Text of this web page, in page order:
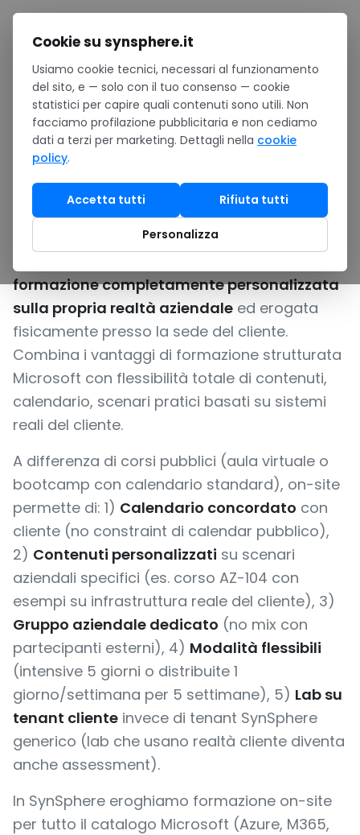
Salta al contenuto
Home / Formazione Formazione personalizzata /
Aziendale on-site
FORMAZIONE AZIENDALE ON-SITE: CORSI
CUSTOMIZZATI NELLA TUA SEDE
Aziendale on-site
La formazione aziendale on-site è il servizio
formazione completamente personalizzata
sulla propria realtà aziendale ed erogata
fisicamente presso la sede del cliente.
Combina i vantaggi di formazione strutturata
Microsoft con flessibilità totale di contenuti,
calendario, scenari pratici basati su sistemi
reali del cliente.
A differenza di corsi pubblici (aula virtuale o
bootcamp con calendario standard), on-site
permette di: 1) Calendario concordato con
cliente (no constraint di calendar pubblico),
2) Contenuti personalizzati su scenari
aziendali specifici (es. corso AZ-104 con
esempi su infrastruttura reale del cliente), 3)
Gruppo aziendale dedicato (no mix con
partecipanti esterni), 4) Modalità flessibili
(intensive 5 giorni o distribuite 1
giorno/settimana per 5 settimane), 5) Lab su
tenant cliente invece di tenant SynSphere
generico (lab che usano realtà cliente diventa
anche assessment).
In SynSphere eroghiamo formazione on-site
per tutto il catalogo Microsoft (Azure, M365,
Cookie su synsphere.it
Usiamo cookie tecnici, necessari al funzionamento
del sito, e — solo con il tuo consenso — cookie
statistici per capire quali contenuti sono utili. Non
facciamo profilazione pubblicitaria e non cediamo
dati a terzi per marketing. Dettagli nella cookie
policy.
Accetta tutti Rifiuta tutti
Personalizza